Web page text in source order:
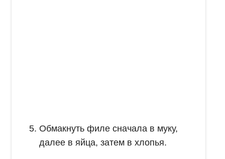
Обмакнуть филе сначала в муку,
далее в яйца, затем в хлопья.